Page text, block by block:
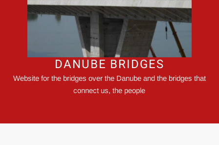
DANUBE BRIDGES
Website for the bridges over the Danube and the bridges that
connect us, the people